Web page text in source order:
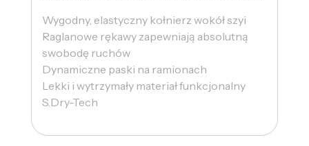
Wygodny, elastyczny kołnierz wokół szyi
Raglanowe rękawy zapewniają absolutną
swobodę ruchów
Dynamiczne paski na ramionach
Lekki i wytrzymały materiał funkcjonalny
S.Dry-Tech